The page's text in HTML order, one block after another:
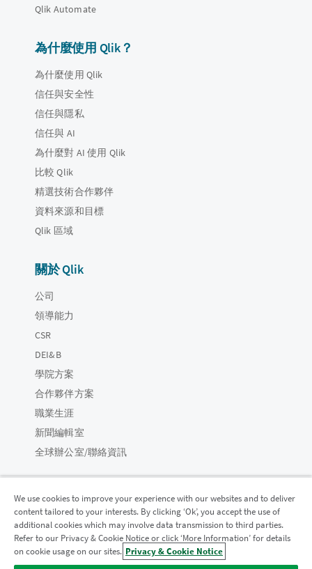
Qlik Automate
為什麼使用 Qlik？
為什麼使用 Qlik
信任與安全性
信任與隱私
信任與 AI
為什麼對 AI 使用 Qlik
比較 Qlik
精選技術合作夥伴
資料來源和目標
Qlik 區域
關於 Qlik
公司
領導能力
CSR
DEI&B
學院方案
合作夥伴方案
職業生涯
新聞編輯室
全球辦公室/聯絡資訊
Qlik 社群
法律合約 產品條款 Legal Policies 法律條規
We use cookies to improve your experience with our websites and to deliver
content tailored to your interests. By clicking ‘Ok’, you accept the use of
additional cookies which may involve data transmission to third parties.
Refer to our Privacy & Cookie Notice or click ‘More Information’ for details
on cookie usage on our sites. Privacy & Cookie Notice